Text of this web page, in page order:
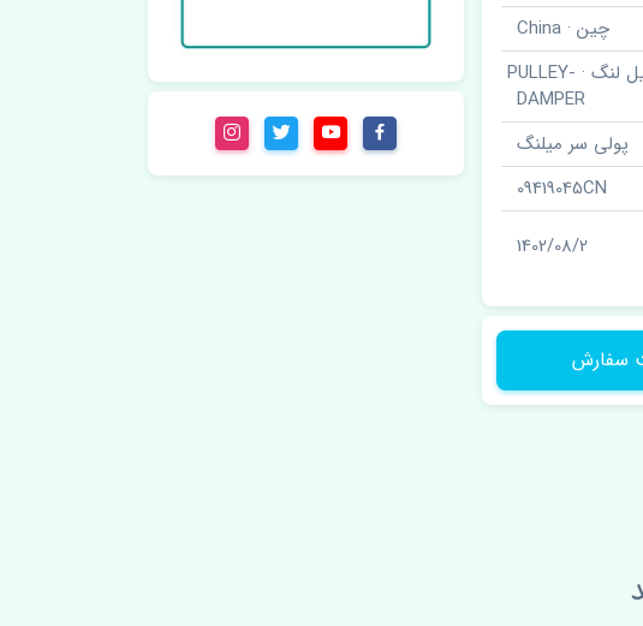
چین · China
فولی سر میل لنگ · PULLEY-
DAMPER
پولی سر میلنگ
09419045CN
1402/08/2
سفارش